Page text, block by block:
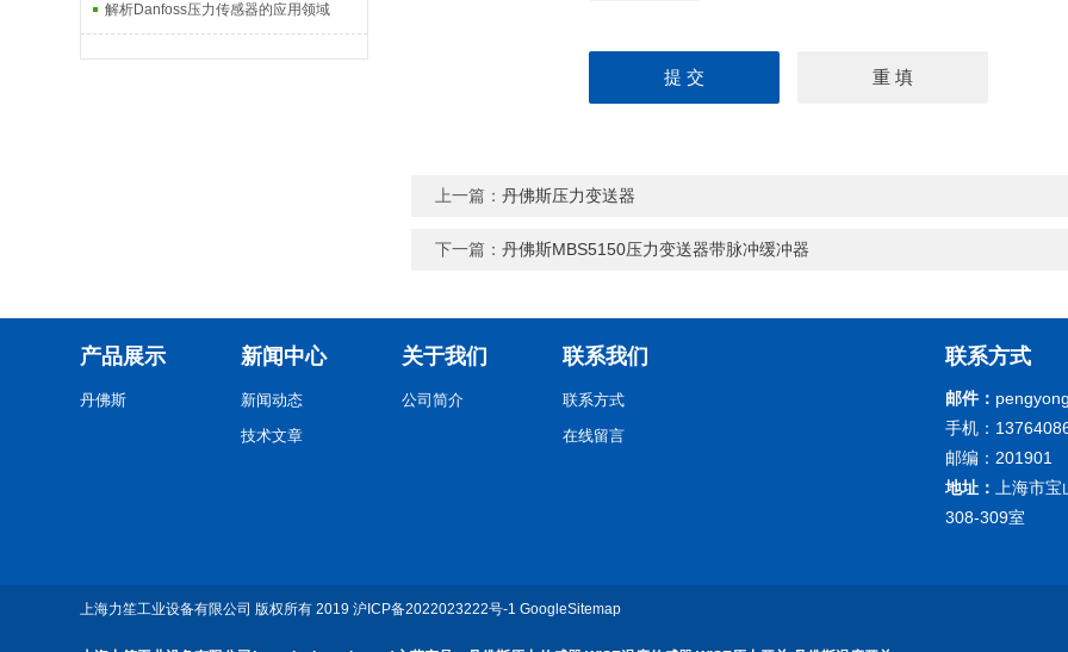
解析Danfoss压力传感器的应用领域
上一篇：丹佛斯压力变送器
下一篇：丹佛斯MBS5150压力变送器带脉冲缓冲器
产品展示
丹佛斯
新闻中心
新闻动态
技术文章
关于我们
公司简介
联系我们
联系方式
在线留言
联系方式
邮件：
手机：
邮编：201901
地址：
上海市
308-309室
上海力笙工业设备有限公司 版权所有 2019沪ICP备2022023222号-1 GoogleSitemap